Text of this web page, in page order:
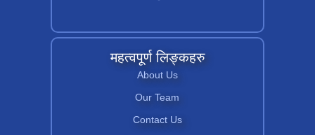
महत्वपूर्ण लिङ्कहरु
About Us
Our Team
Contact Us